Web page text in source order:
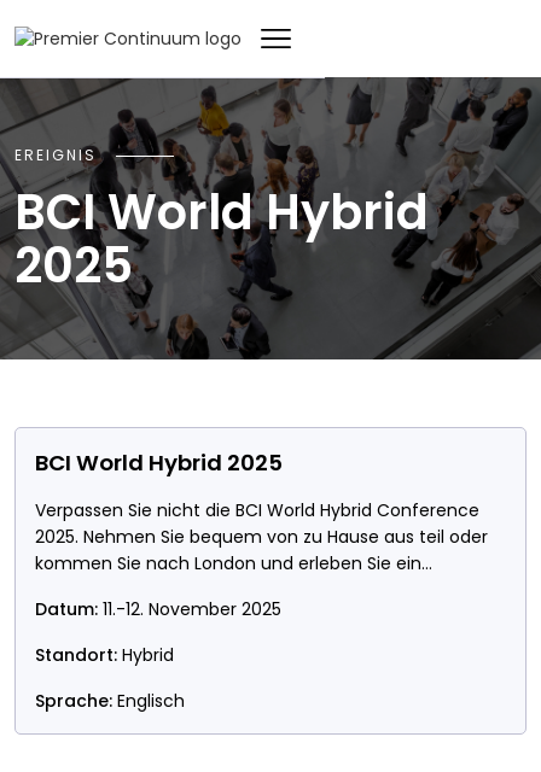
EREIGNIS
BCI World Hybrid
2025
BCI World Hybrid 2025
Verpassen Sie nicht die BCI World Hybrid Conference
2025. Nehmen Sie bequem von zu Hause aus teil oder
kommen Sie nach London und erleben Sie ein
Datum: 11.-12. November 2025
Standort: Hybrid
Sprache: Englisch